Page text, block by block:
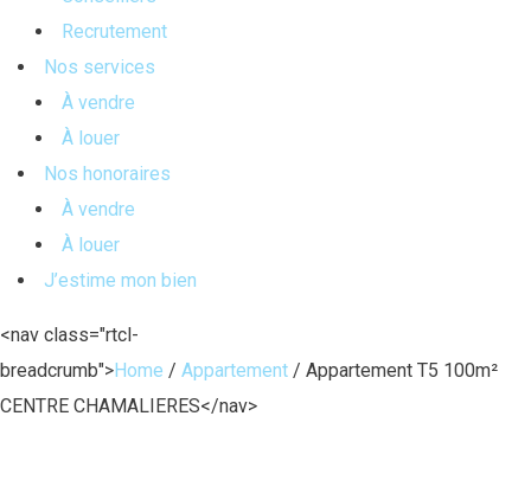
Recrutement
Nos services
À vendre
À louer
Nos honoraires
À vendre
À louer
J’estime mon bien
<nav class="rtcl-
breadcrumb">Home / Appartement / Appartement T5 100m²
CENTRE CHAMALIERES</nav>